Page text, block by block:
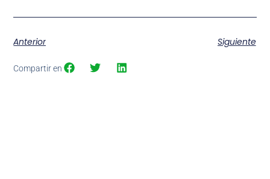
Anterior Siguiente
Compartir en